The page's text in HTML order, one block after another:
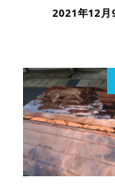
2021年12月